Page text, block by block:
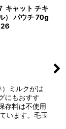
キャット チキ
） パウチ 70g
ミルクがは
にもおすす
存料は不使用
います。毛玉